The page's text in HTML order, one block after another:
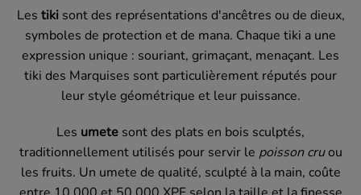
Les tikisont des représentations d'ancêtres ou de dieux,
symboles de protection et de mana. Chaque tiki a une
expression unique : souriant, grimaçant, menaçant. Les
tiki des Marquises sont particulièrement réputés pour
leur style géométrique et leur puissance.
Les umete sont des plats en bois sculptés,
traditionnellement utilisés pour servir le poisson cruou
les fruits. Un umete de qualité, sculpté à la main, coûte